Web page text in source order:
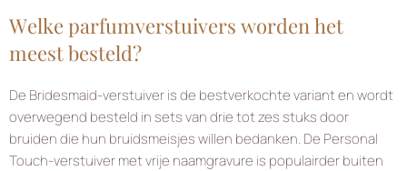
Welke parfumverstuivers worden het
meest besteld?
De Bridesmaid-verstuiver is de bestverkochte variant en wordt
overwegend besteld in sets van drie tot zes stuks door
bruiden die hun bruidsmeisjes willen bedanken. De Personal
Touch-verstuiver met vrije naamgravure is populairder buiten